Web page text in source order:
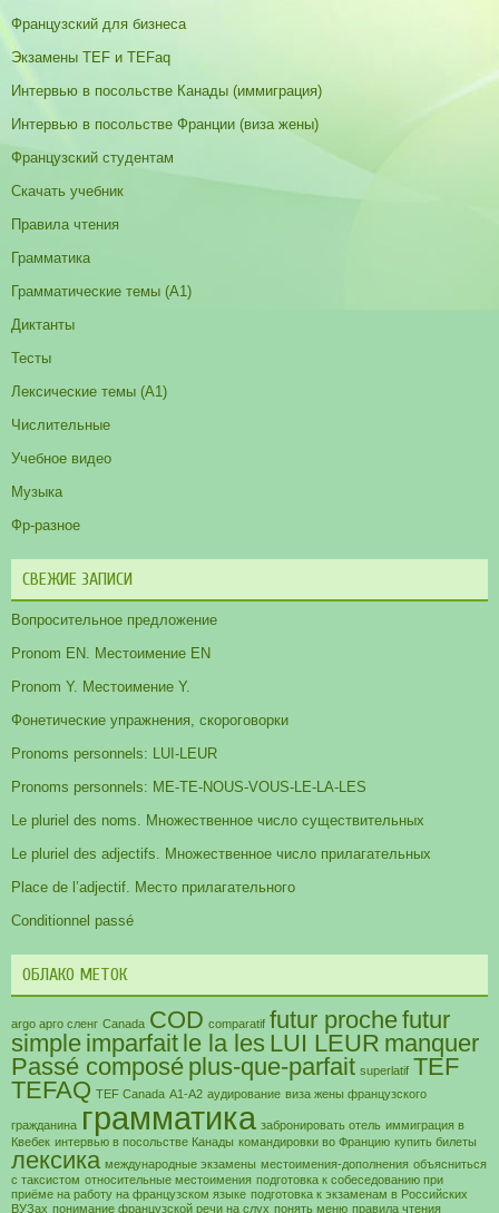
Французский для бизнеса
Экзамены TEF и TEFaq
Интервью в посольстве Канады (иммиграция)
Интервью в посольстве Франции (виза жены)
Французский студентам
Скачать учебник
Правила чтения
Грамматика
Грамматические темы (A1)
Диктанты
Тесты
Лексические темы (А1)
Числительные
Учебное видео
Музыка
Фр-разное
СВЕЖИЕ ЗАПИСИ
Вопросительное предложение
Pronom EN. Местоимение EN
Pronom Y. Местоимение Y.
Фонетические упражнения, скороговорки
Pronoms personnels: LUI-LEUR
Pronoms personnels: ME-TE-NOUS-VOUS-LE-LA-LES
Le pluriel des noms. Множественное число существительных
Le pluriel des adjectifs. Множественное число прилагательных
Place de l’adjectif. Место прилагательного
Conditionnel passé
ОБЛАКО МЕТОК
argo арго сленг Canada COD comparatif futur prochefutur
simple imparfait le la les LUI LEUR manquer
Passé composé plus-que-parfait superlatif TEF
TEFAQ TEF Canada А1-А2 аудирование виза жены французского
гражданина грамматика забронировать отель иммиграция в
Квебек интервью в посольстве Канады командировки во Францию купить билеты
лексика международные экзамены местоимения-дополнения объясниться
с таксистом относительные местоимения подготовка к собеседованию при
приёме на работу на французском языке подготовка к экзаменам в Российских
ВУЗах понимание французской речи на слух понять меню правила чтения